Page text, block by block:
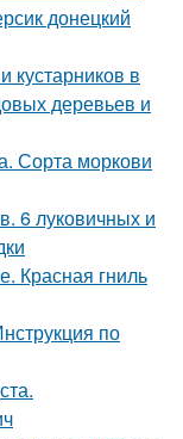
донецкий
кустарников в
деревьев и
Сорта моркови
6 луковичных и
Красная гниль
по